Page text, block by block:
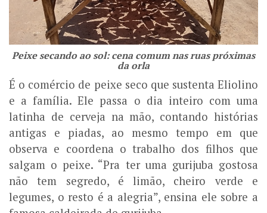
Peixe secando ao sol: cena comum nas ruas próximas
da orla
É o comércio de peixe seco que sustenta Eliolino
e a família. Ele passa o dia inteiro com uma
latinha de cerveja na mão, contando histórias
antigas e piadas, ao mesmo tempo em que
observa e coordena o trabalho dos filhos que
salgam o peixe. “Pra ter uma gurijuba gostosa
não tem segredo, é limão, cheiro verde e
legumes, o resto é a alegria”, ensina ele sobre a